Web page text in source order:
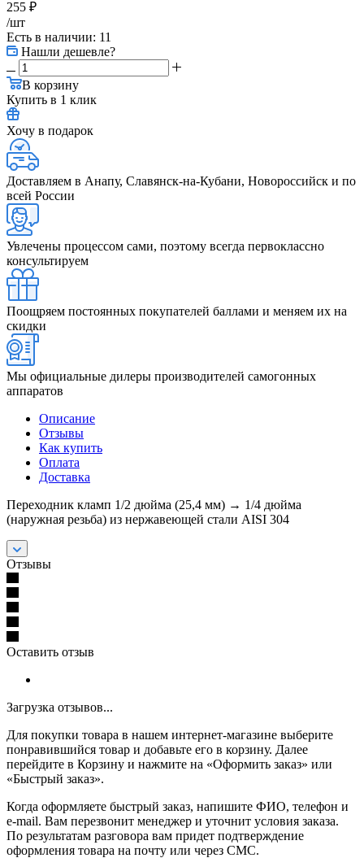
255 ₽
/шт
Есть в наличии: 11
Нашли дешевле?
В корзину
Купить в 1 клик
Хочу в подарок
Доставляем в Анапу, Славянск-на-Кубани, Новороссийск и по
всей России
Увлечены процессом сами, поэтому всегда первоклассно
консультируем
Поощряем постоянных покупателей баллами и меняем их на
скидки
Мы официальные дилеры производителей самогонных
аппаратов
Описание
Отзывы
Как купить
Оплата
Доставка
Переходник кламп 1/2 дюйма (25,4 мм) → 1/4 дюйма
(наружная резьба) из нержавеющей стали AISI 304
Отзывы
Оставить отзыв
Загрузка отзывов...
Для покупки товара в нашем интернет-магазине выберите
понравившийся товар и добавьте его в корзину. Далее
перейдите в Корзину и нажмите на «Оформить заказ» или
«Быстрый заказ».
Когда оформляете быстрый заказ, напишите ФИО, телефон и
e-mail. Вам перезвонит менеджер и уточнит условия заказа.
По результатам разговора вам придет подтверждение
оформления товара на почту или через СМС.